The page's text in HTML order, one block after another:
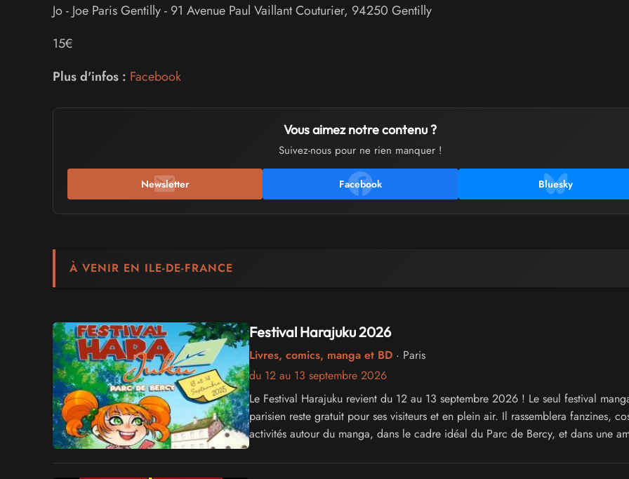
Jo - Joe Paris Gentilly- 91 Avenue Paul Vaillant Couturier, 94250 Gentilly
15€
Plus d'infos : Facebook
Vous aimez notre contenu ?
Suivez-nous pour ne rien manquer !
Newsletter Facebook Bluesky
À VENIR EN ILE-DE-FRANCE
Festival Harajuku 2026
Livres, comics, manga et BD· Paris
du 12 au 13 septembre 2026
Le Festival Harajuku revient du 12 au 13 septembre 2026 ! Le seul festival
parisien reste gratuit pour ses visiteurs et en plein air. Il rassemblera fanzines,
activités autour du manga, dans le cadre idéal du Parc de Bercy, et dans une
détendue.